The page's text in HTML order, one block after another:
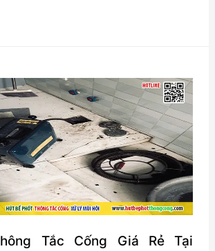
Tắc Cống Giá Rẻ Tại